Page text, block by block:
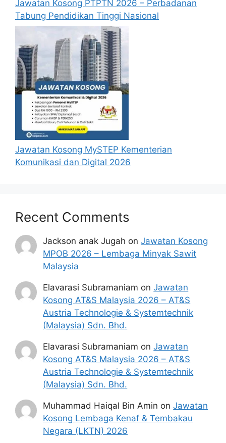
Jawatan Kosong PTPTN 2026 – Perbadanan
Tabung Pendidikan Tinggi Nasional
Jawatan Kosong MySTEP Kementerian
Komunikasi dan Digital 2026
Recent Comments
Jackson anak Jugah onJawatan Kosong
MPOB 2026 – Lembaga Minyak Sawit
Malaysia
Elavarasi Subramaniam onJawatan
Kosong AT&S Malaysia 2026 – AT&S
Austria Technologie & Systemtechnik
(Malaysia) Sdn. Bhd.
Elavarasi Subramaniam onJawatan
Kosong AT&S Malaysia 2026 – AT&S
Austria Technologie & Systemtechnik
(Malaysia) Sdn. Bhd.
Muhammad Haiqal Bin Amin onJawatan
Kosong Lembaga Kenaf & Tembakau
Negara (LKTN) 2026